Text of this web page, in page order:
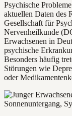
Psychische
aktuellen Daten des
Gesellschaft für
Nervenheilkunde
Erwachsenen in
psychische
Besonders häufig
Störungen wie
oder